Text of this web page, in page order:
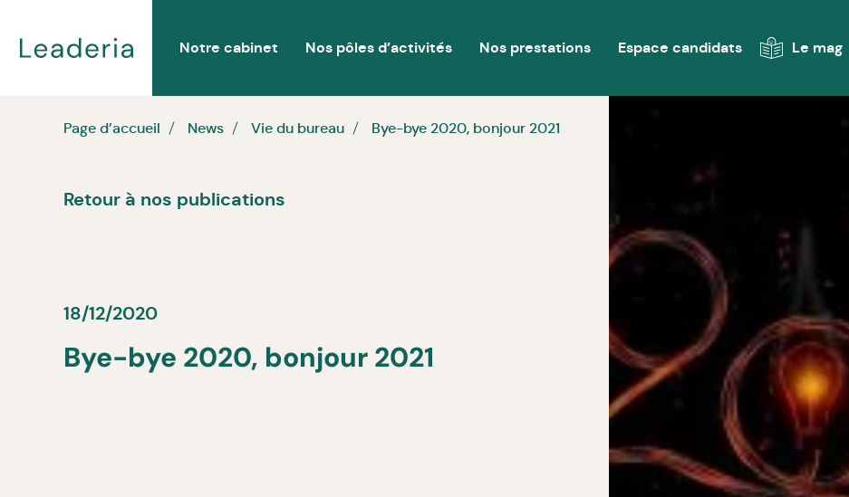
Notre cabinet Nos pôles d’activités Nos prestations Espace candidats Le mag
Page d’accueil News Vie du bureau Bye-bye 2020, bonjour 2021
Retour à nos publications
18/12/2020
Bye-bye 2020, bonjour 2021